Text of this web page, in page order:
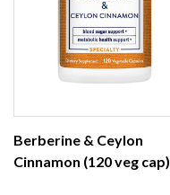
Berberine & Ceylon
Cinnamon (120 veg cap)